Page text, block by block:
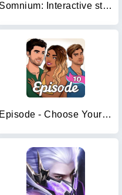
Somnium: Interactive stories
Episode - Choose Your Story